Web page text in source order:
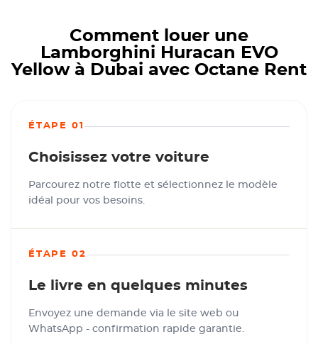
Comment louer une
Lamborghini Huracan EVO
Yellow à Dubai avec Octane Rent
ÉTAPE 01
Choisissez votre voiture
Parcourez notre flotte et sélectionnez le modèle
idéal pour vos besoins.
ÉTAPE 02
Le livre en quelques minutes
Envoyez une demande via le site web ou
WhatsApp - confirmation rapide garantie.